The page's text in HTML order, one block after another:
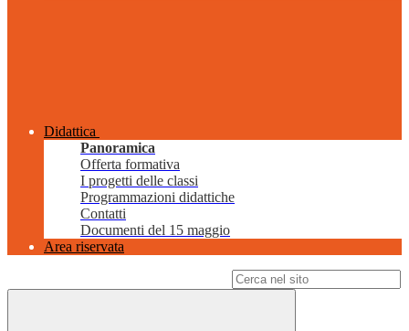
Didattica
Panoramica
Offerta formativa
I progetti delle classi
Programmazioni didattiche
Contatti
Documenti del 15 maggio
Area riservata